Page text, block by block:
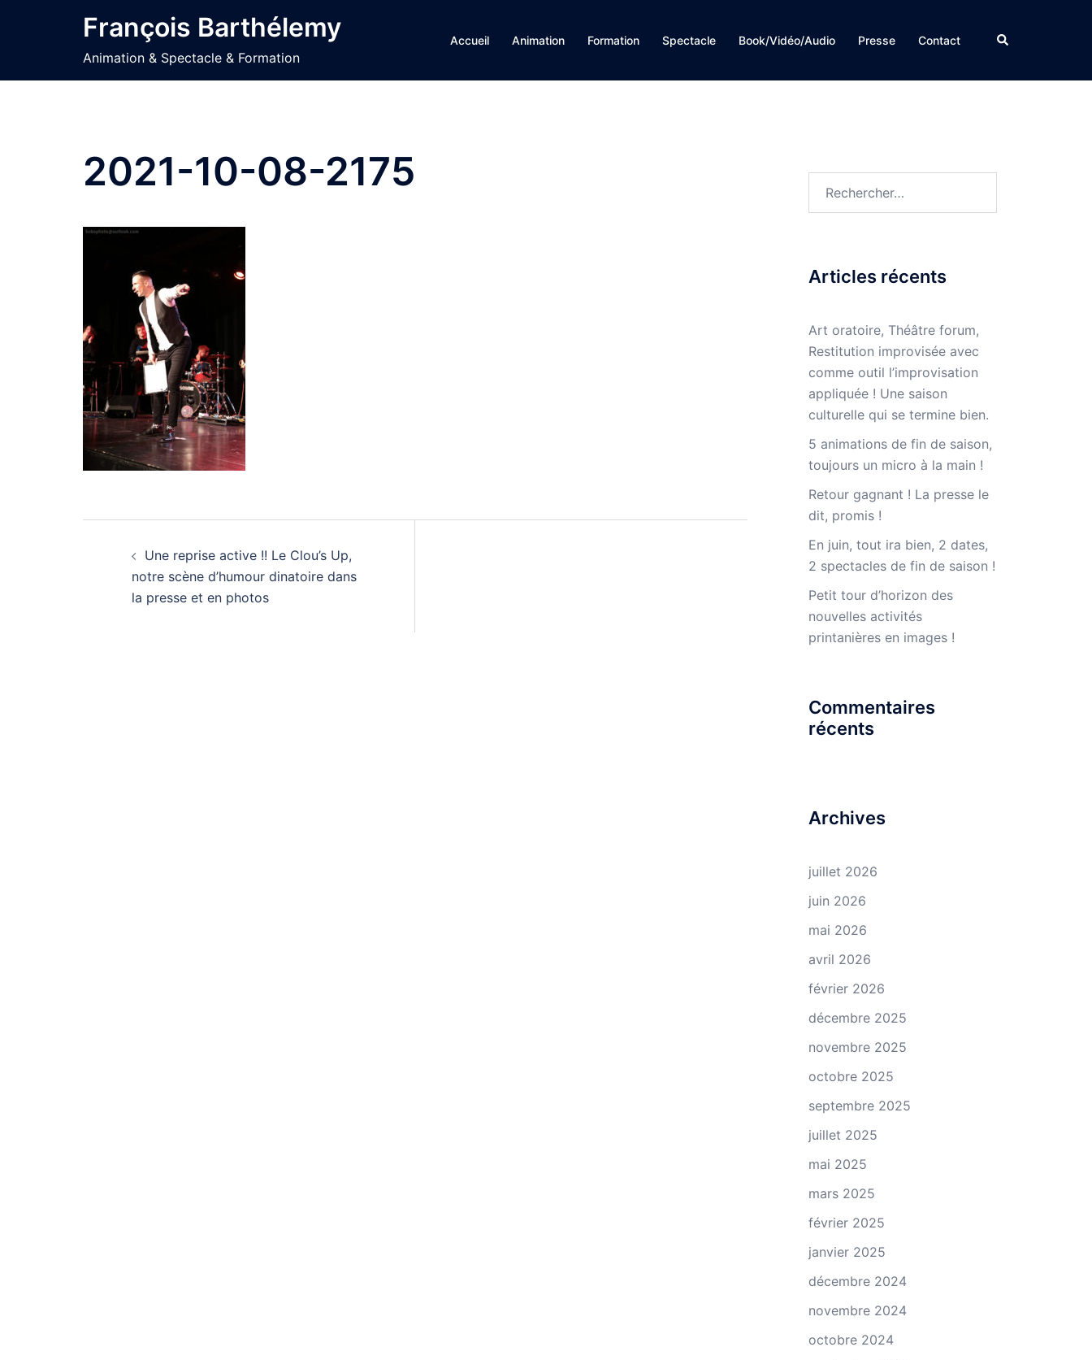
François Barthélemy
Animation & Spectacle & Formation
Accueil Animation Formation Spectacle Book/Vidéo/Audio Presse Contact Rechercher
2021-10-08-2175
d’article
Une reprise active !! Le Clou’s Up,
notre scène d’humour dinatoire dans
la presse et en photos
Articles récents
Art oratoire, Théâtre forum,
Restitution improvisée avec
comme outil l’improvisation
appliquée ! Une saison
culturelle qui se termine bien.
5 animations de fin de saison,
toujours un micro à la main !
Retour gagnant ! La presse le
dit, promis !
En juin, tout ira bien, 2 dates,
2 spectacles de fin de saison !
Petit tour d’horizon des
nouvelles activités
printanières en images !
Commentaires
récents
Archives
juillet 2026
juin 2026
mai 2026
avril 2026
février 2026
décembre 2025
novembre 2025
octobre 2025
septembre 2025
juillet 2025
mai 2025
mars 2025
février 2025
janvier 2025
décembre 2024
novembre 2024
octobre 2024